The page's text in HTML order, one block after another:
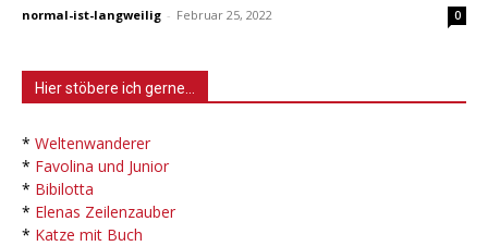
normal-ist-langweilig - Februar 25, 2022 0
Hier stöbere ich gerne…
* Weltenwanderer
* Favolina und Junior
* Bibilotta
* Elenas Zeilenzauber
* Katze mit Buch